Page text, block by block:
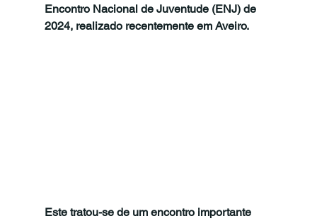
Encontro Nacional de Juventude (ENJ) de
2024, realizado recentemente em Aveiro.
Este tratou-se de um encontro importante